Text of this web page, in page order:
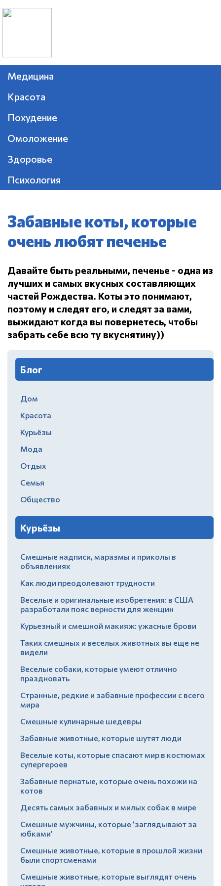
Медицина
Красота
Похудение
Омоложение
Здоровье
Психология
Забавные коты, которые
очень любят печенье
Давайте быть реальными, печенье - одна из
лучших и самых вкусных составляющих
частей Рождества. Коты это понимают,
поэтому и следят его, и следят за вами,
выжидают когда вы повернетесь, чтобы
забрать себе всю ту вкуснятину))
Блог
Дом
Красота
Курьёзы
Мода
Отдых
Семья
Общество
Курьёзы
Смешные надписи, маразмы и приколы в
объявлениях
Как люди преодолевают трудности
Веселые и оригинальные изобретения: в США
разработали пояс верности для женщин
Курьезный и смешной макияж: ужасные брови
Таких смешных и веселых животных вы еще не
видели
Веселые собаки, которые умеют отлично
праздновать
Странные, редкие и забавные профессии с всего
мира
Смешные кулинарные шедевры
Забавные животные, которые шутят люди
Веселые коты, которые спасают мир в костюмах
супергероев
Забавные пернатые, которые очень похожи на
котов
Десять самых забавных и милых собак в мире
Смешные мужчины, которые ’заглядывают за
юбками’
Смешные животные, которые в прошлой жизни
были спортсменами
Смешные животные, которые выглядят очень